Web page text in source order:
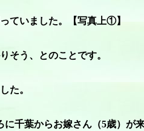
ていました。【写真上①】
そう、とのことです。
た。
に千葉からお嫁さん（5歳）